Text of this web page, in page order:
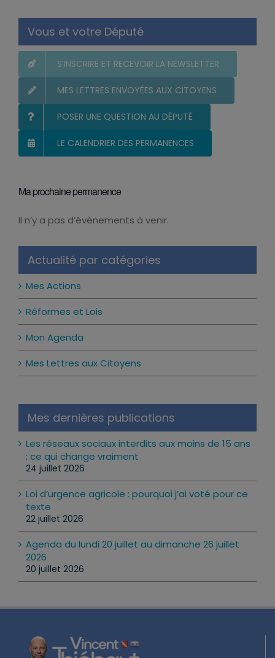
Vous et votre Député
S’INSCRIRE ET RECEVOIR LA NEWSLETTER
MES LETTRES ENVOYÉES AUX CITOYENS
POSER UNE QUESTION AU DÉPUTÉ
LE CALENDRIER DES PERMANENCES
Ma prochaine permanence
Notice
Il n’y a pas d’évènements à venir.
Actualité par catégories
Mes Actions
Réformes et Lois
Mon Agenda
Mes Lettres aux Citoyens
Mes dernières publications
Les réseaux sociaux interdits aux moins de 15 ans
: ce qui change vraiment
24 juillet 2026
Loi d’urgence agricole : pourquoi j’ai voté pour ce
texte
22 juillet 2026
Agenda du lundi 20 juillet au dimanche 26 juillet
2026
20 juillet 2026